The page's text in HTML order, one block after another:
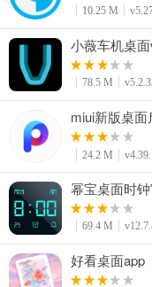
10.25 M
小薇车机桌
78.5 M
miui新版桌面
24.2 M
幂宝桌面时
69.4 M
好看桌面app